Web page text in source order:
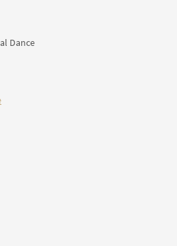
Dance